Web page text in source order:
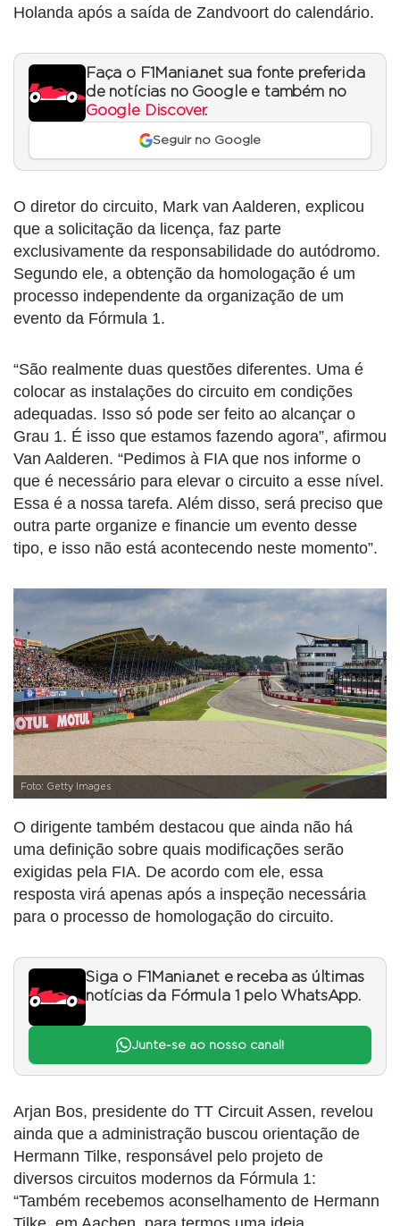
Holanda após a saída de Zandvoort do calendário.
Faça o F1Mania.net sua fonte preferida
de notícias no Google e também no
Google Discover.
Seguir no Google
O diretor do circuito, Mark van Aalderen, explicou
que a solicitação da licença, faz parte
exclusivamente da responsabilidade do autódromo.
Segundo ele, a obtenção da homologação é um
processo independente da organização de um
evento da Fórmula 1.
“São realmente duas questões diferentes. Uma é
colocar as instalações do circuito em condições
adequadas. Isso só pode ser feito ao alcançar o
Grau 1. É isso que estamos fazendo agora”, afirmou
Van Aalderen. “Pedimos à FIA que nos informe o
que é necessário para elevar o circuito a esse nível.
Essa é a nossa tarefa. Além disso, será preciso que
outra parte organize e financie um evento desse
tipo, e isso não está acontecendo neste momento”.
Foto: Getty Images
O dirigente também destacou que ainda não há
uma definição sobre quais modificações serão
exigidas pela FIA. De acordo com ele, essa
resposta virá apenas após a inspeção necessária
para o processo de homologação do circuito.
Siga o F1Mania.net e receba as últimas
notícias da Fórmula 1 pelo WhatsApp.
Junte-se ao nosso canal!
Arjan Bos, presidente do TT Circuit Assen, revelou
ainda que a administração buscou orientação de
Hermann Tilke, responsável pelo projeto de
diversos circuitos modernos da Fórmula 1:
“Também recebemos aconselhamento de Hermann